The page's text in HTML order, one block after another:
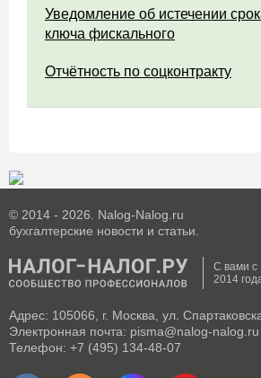
Уведомление об истечении
ключа фискального
Отчётность по соцконтракту
© 2014 - 2026. Nalog-Nalog.ru
бухгалтерские новости и статьи.
С вами с
2014
Адрес: 105066, г. Москва, ул.
Электронная почта: pisma@nalog-nalog.ru
Телефон: +7 (495) 134-48-07